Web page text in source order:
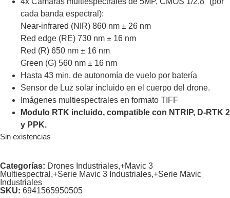
cada banda espectral):
Near-infrared (NIR) 860 nm ± 26 nm
Red edge (RE) 730 nm ± 16 nm
Red (R) 650 nm ± 16 nm
Green (G) 560 nm ± 16 nm
Hasta 43 min. de autonomía de vuelo por batería
Sensor de Luz solar incluido en el cuerpo del drone.
Imágenes multiespectrales en formato TIFF
Modulo RTK incluido, compatible con NTRIP, D-RTK 2
y PPK.
Sin existencias
Categorías: Drones Industriales,+Mavic 3
Multiespectral ,+Serie Mavic 3 Industriales,+Serie Mavic
Industriales
SKU: 6941565950505